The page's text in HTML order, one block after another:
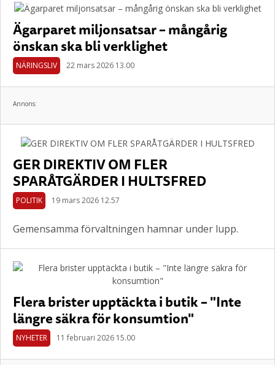
Ägarparet miljonsatsar – mångårig
önskan ska bli verklighet
NÄRINGSLIV 22 mars 2026 13.00
Annons:
GER DIREKTIV OM FLER
SPARÅTGÄRDER I HULTSFRED
POLITIK 19 mars 2026 12.57
Gemensamma förvaltningen hamnar under lupp.
Flera brister upptäckta i butik – "Inte
längre säkra för konsumtion"
NYHETER 11 februari 2026 15.00